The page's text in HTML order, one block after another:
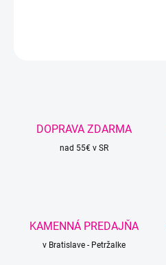
DOPRAVA ZDARMA
nad 55€ v SR
KAMENNÁ PREDAJŇA
v Bratislave - Petržalke